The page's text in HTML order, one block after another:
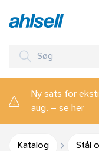
Ny sats for
aug. – se her
Katalog Stål